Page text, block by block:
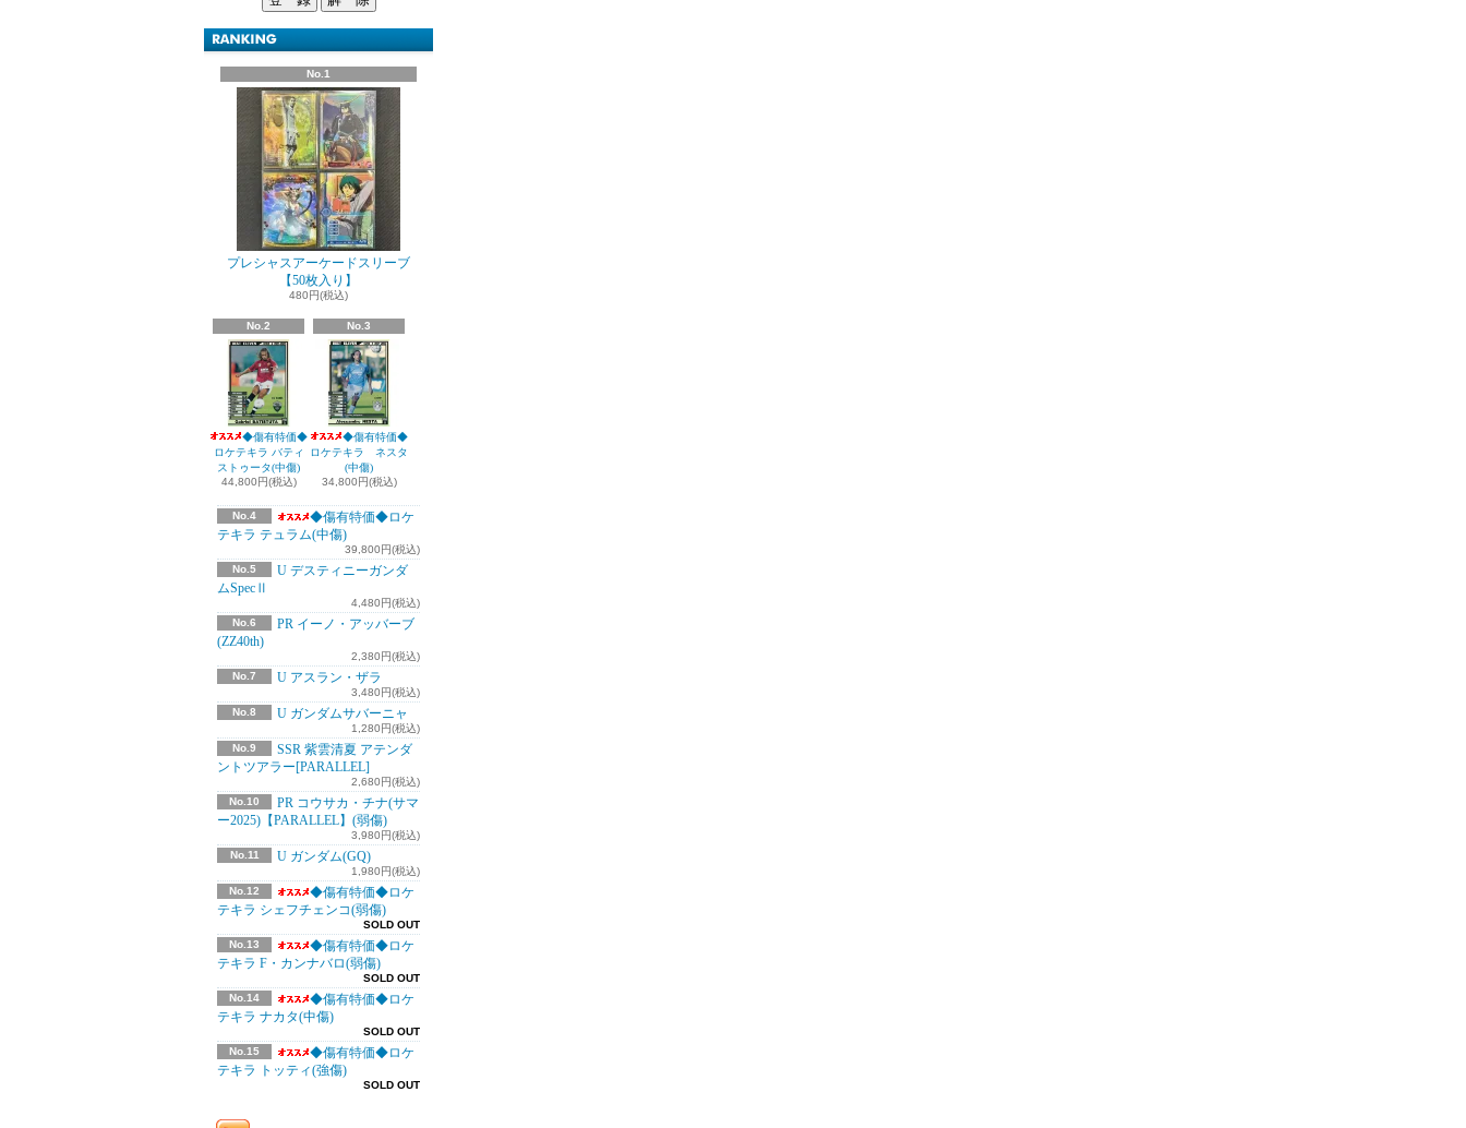
No.1
プレシャスアーケードスリーブ
【50枚入り】
480円(税込)
No.2
◆傷有特価◆
ロケテキラ バティ
ストゥータ(中傷)
44,800円(税込)
No.3
◆傷有特価◆
ロケテキラ ネスタ
(中傷)
34,800円(税込)
No.4
◆傷有特価◆ロケ
テキラ テュラム(中傷)
39,800円(税込)
No.5
U デスティニーガンダ
ムSpecⅡ
4,480円(税込)
No.6
PR イーノ・アッバーブ
(ZZ40th)
2,380円(税込)
No.7
U アスラン・ザラ
3,480円(税込)
No.8
U ガンダムサバーニャ
1,280円(税込)
No.9
SSR 紫雲清夏 アテンダ
ントツアラー[PARALLEL]
2,680円(税込)
No.10
PR コウサカ・チナ(サマ
ー2025)【PARALLEL】(弱傷)
3,980円(税込)
No.11
U ガンダム(GQ)
1,980円(税込)
No.12
◆傷有特価◆ロケ
テキラ シェフチェンコ(弱傷)
SOLD OUT
No.13
◆傷有特価◆ロケ
テキラ F・カンナバロ(弱傷)
SOLD OUT
No.14
◆傷有特価◆ロケ
テキラ ナカタ(中傷)
SOLD OUT
No.15
◆傷有特価◆ロケ
テキラ トッティ(強傷)
SOLD OUT